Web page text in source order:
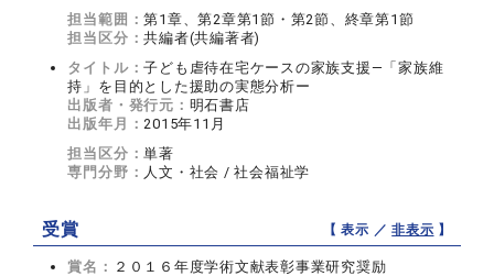
担当範囲：第1章、第2章第1節・第2節、終章第1節
担当区分：共編者(共編著者)
タイトル：子ども虐待在宅ケースの家族支援―「家族維
持」を目的とした援助の実態分析ー
出版者・発行元： 明石書店
出版年月：2015年11月
担当区分：単著
専門分野： 人文・社会 / 社会福祉学
受賞 【 表示 ／非表示 】
賞名： ２０１６年度学術文献表彰事業研究奨励